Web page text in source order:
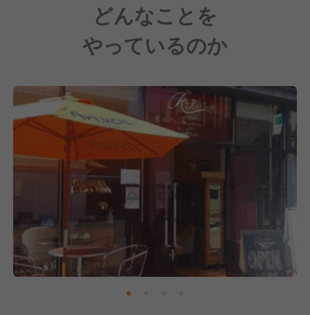
どんなことを
やっているのか